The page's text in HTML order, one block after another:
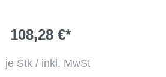
108,28 €*
je Stk / inkl. MwSt